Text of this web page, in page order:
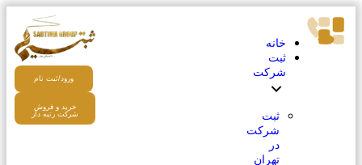
خانه
ثبت
شرکت
ثبت
شرکت
در
تهران
ورود/ثبت نام
خرید و فروش
شرکت رتبه دار